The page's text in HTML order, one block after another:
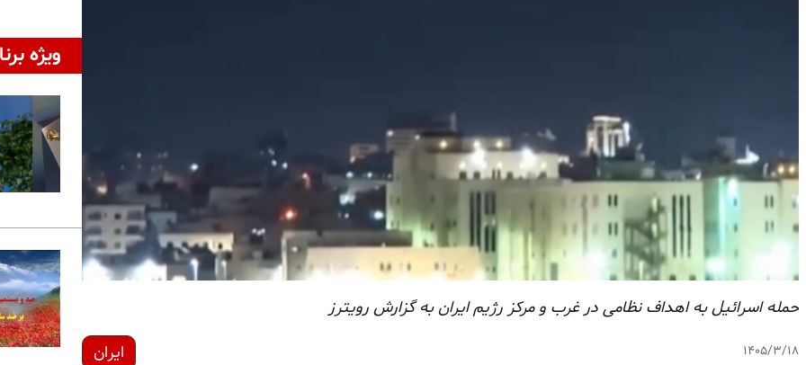
حمله اسرائیل به اهداف نظامی در غرب و مرکز رژیم ایران به گزارش رویترز
۱۴۰۵/۳/۱۸ ایران
ویژه